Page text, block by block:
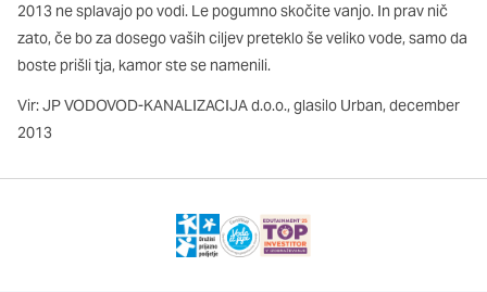
2013 ne splavajo po vodi. Le pogumno skočite vanjo. In prav nič
zato, če bo za dosego vaših ciljev preteklo še veliko vode, samo da
boste prišli tja, kamor ste se namenili.
Vir: JP VODOVOD-KANALIZACIJA d.o.o., glasilo Urban, december
2013